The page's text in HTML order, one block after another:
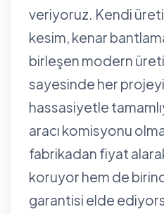
veriyoruz. Kendi
kesim, kenar
birleşen modern
sayesinde her
hassasiyetle
aracı komisyonu
fabrikadan fiyat
koruyor hem de
garantisi elde